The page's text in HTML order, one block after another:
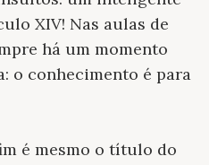
XIV! Nas aulas de
há um momento
o conhecimento é para
é mesmo o título do